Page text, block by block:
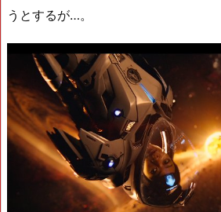
うとするが…。